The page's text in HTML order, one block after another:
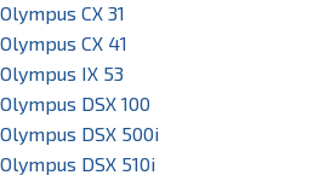
Olympus CX 31
Olympus CX 41
Olympus IX 53
Olympus DSX 100
Olympus DSX 500i
Olympus DSX 510i